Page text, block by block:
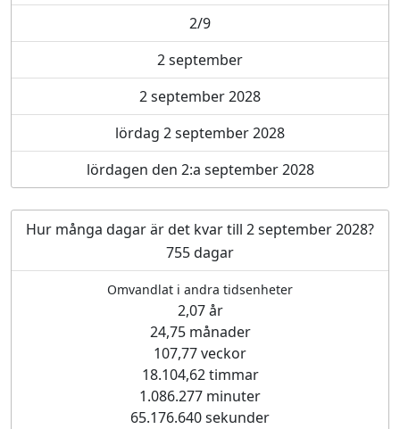
2/9
2 september
2 september 2028
lördag 2 september 2028
lördagen den 2:a september 2028
Hur många dagar är det kvar till 2 september 2028?
755 dagar
Omvandlat i andra tidsenheter
2,07 år
24,75 månader
107,77 veckor
18.104,62 timmar
1.086.277 minuter
65.176.640 sekunder